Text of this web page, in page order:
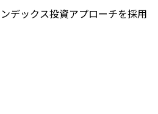
デックス投資アプローチを採用